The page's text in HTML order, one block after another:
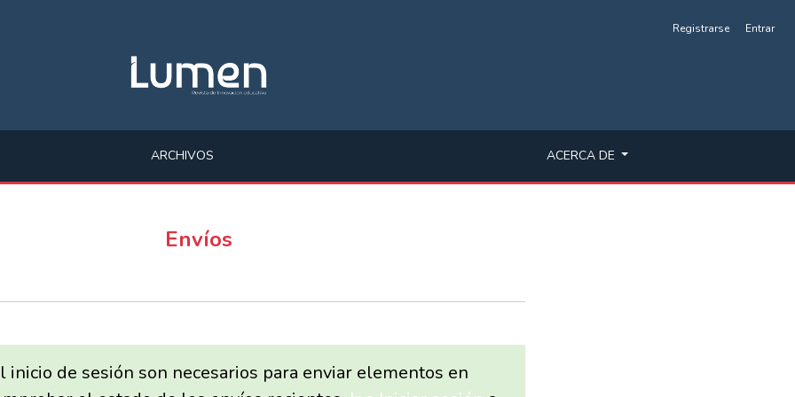
ARCHIVOS ACERCA DE
Registrarse Entrar
Envíos
inicio de sesión son necesarios para enviar elementos en